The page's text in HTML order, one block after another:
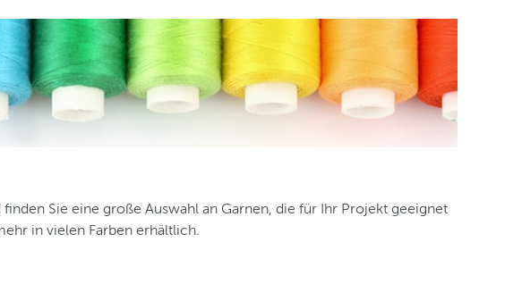
Sie eine große Auswahl an Garnen, die für Ihr Projekt geeignet
in vielen Farben erhältlich.